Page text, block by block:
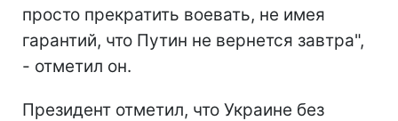
просто прекратить воевать, не имея
гарантий, что Путин не вернется завтра",
- отметил он.
Президент отметил, что Украине без